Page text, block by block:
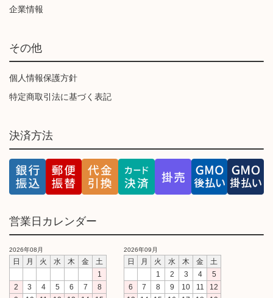
企業情報
その他
個人情報保護方針
特定商取引法に基づく表記
決済方法
営業日カレンダー
2026年08月
日 月 火 水 木 金
土
1
2
3 4 5 6 7
8
2026年09月
日 月 火 水 木 金
土
1
2 3 4
5
6
7 8 9 10 11
12